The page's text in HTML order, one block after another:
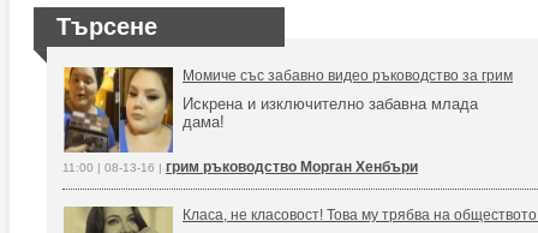
Търсене
Момиче със забавно видео ръководство за грим
Искрена и изключително забавна млада
дама!
11:00 | 08-13-16 | грим ръководство Морган Хенбъри
Класа, не класовост! Това му трябва на